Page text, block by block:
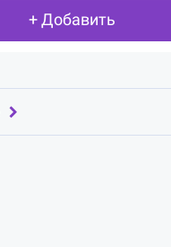
+ Добавить